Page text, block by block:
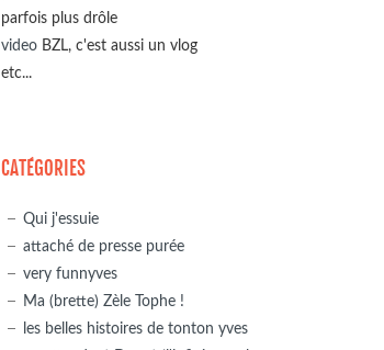
parfois plus drôle
video BZL, c'est aussi un vlog
etc...
CATÉGORIES
Qui j'essuie
attaché de presse purée
very funnyves
Ma (brette) Zèle Tophe !
les belles histoires de tonton yves